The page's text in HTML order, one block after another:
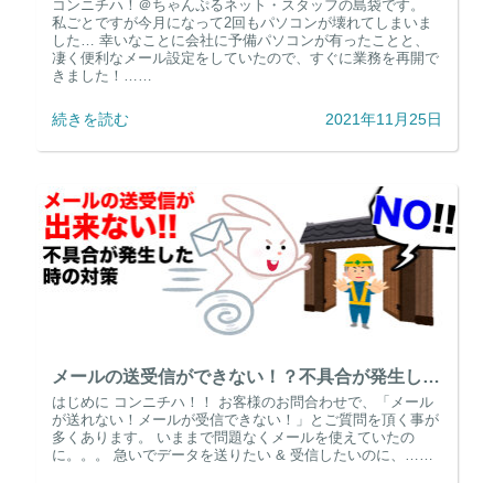
コンニチハ！＠ちゃんぷるネット・スタッフの島袋です。
私ごとですが今月になって2回もパソコンが壊れてしまいま
した… 幸いなことに会社に予備パソコンが有ったことと、
凄く便利なメール設定をしていたので、すぐに業務を再開で
きました！……
続きを読む 2021年11月25日
メールの送受信ができない！？不具合が発生した時の対策
はじめに コンニチハ！！ お客様のお問合わせで、「メール
が送れない！メールが受信できない！」とご質問を頂く事が
多くあります。 いままで問題なくメールを使えていたの
に。。。 急いでデータを送りたい & 受信したいのに、……